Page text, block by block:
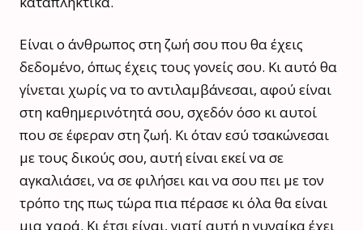
Είναι ο άνθρωπος στη ζωή σου που θα έχεις
δεδομένο, όπως έχεις τους γονείς σου. Κι αυτό θα
γίνεται χωρίς να το αντιλαμβάνεσαι, αφού είναι
στη καθημερινότητά σου, σχεδόν όσο κι αυτοί
που σε έφεραν στη ζωή. Κι όταν εσύ τσακώνεσαι
με τους δικούς σου, αυτή είναι εκεί να σε
αγκαλιάσει, να σε φιλήσει και να σου πει με τον
τρόπο της πως τώρα πια πέρασε κι όλα θα είναι
μια χαρά. Κι έτσι είναι, γιατί αυτή η γυναίκα έχει